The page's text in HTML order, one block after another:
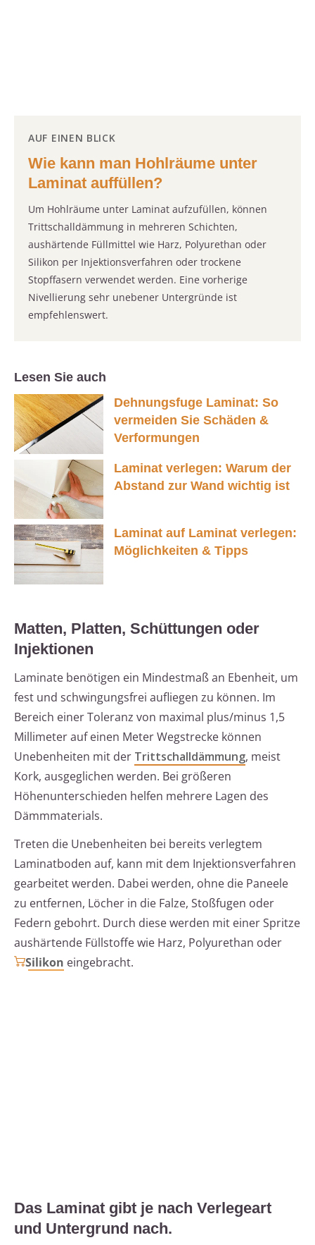
AUF EINEN BLICK
Wie kann man Hohlräume unter
Laminat auffüllen?
Um Hohlräume unter Laminat aufzufüllen, können
Trittschalldämmung in mehreren Schichten,
aushärtende Füllmittel wie Harz, Polyurethan oder
Silikon per Injektionsverfahren oder trockene
Stopffasern verwendet werden. Eine vorherige
Nivellierung sehr unebener Untergründe ist
empfehlenswert.
Lesen Sie auch
Dehnungsfuge Laminat: So
vermeiden Sie Schäden &
Verformungen
Laminat verlegen: Warum der
Abstand zur Wand wichtig ist
Laminat auf Laminat verlegen:
Möglichkeiten & Tipps
Matten, Platten, Schüttungen oder
Injektionen
Laminate benötigen ein Mindestmaß an Ebenheit, um
fest und schwingungsfrei aufliegen zu können. Im
Bereich einer Toleranz von maximal plus/minus 1,5
Millimeter auf einen Meter Wegstrecke können
Unebenheiten mit der Trittschalldämmung, meist
Kork, ausgeglichen werden. Bei größeren
Höhenunterschieden helfen mehrere Lagen des
Dämmmaterials.
Treten die Unebenheiten bei bereits verlegtem
Laminatboden auf, kann mit dem Injektionsverfahren
gearbeitet werden. Dabei werden, ohne die Paneele
zu entfernen, Löcher in die Falze, Stoßfugen oder
Federn gebohrt. Durch diese werden mit einer Spritze
aushärtende Füllstoffe wie Harz, Polyurethan oder
Silikon eingebracht.
Das Laminat gibt je nach Verlegeart
und Untergrund nach.